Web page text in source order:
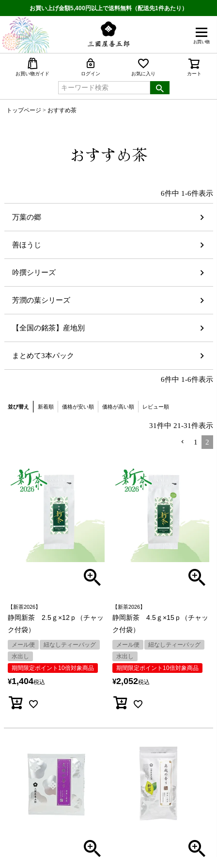
お買い上げ金額5,400円以上で送料無料（配送先1件あたり）
お買い物
お買い物ガイド ログイン お気に入り カート
トップページ おすすめ茶
おすすめ茶
6件中 1-6件表示
万葉の郷
善ほうじ
吟撰シリーズ
芳潤の葉シリーズ
【全国の銘茶】産地別
まとめて3本パック
6件中 1-6件表示
並び替え 新着順 価格が安い順 価格が高い順 レビュー順
31件中 21-31件表示
1 2
【新茶2026】
静岡新茶 2.5ｇ×12ｐ（チャッ
ク付袋）
メール便
紐なしティーバッグ
水出し
期間限定ポイント10倍対象商品
¥1,404税込
【新茶2026】
静岡新茶 4.5ｇ×15ｐ（チャッ
ク付袋）
メール便
紐なしティーバッグ
水出し
期間限定ポイント10倍対象商品
¥2,052税込